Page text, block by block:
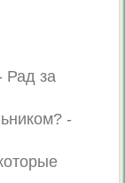
Рад за
-